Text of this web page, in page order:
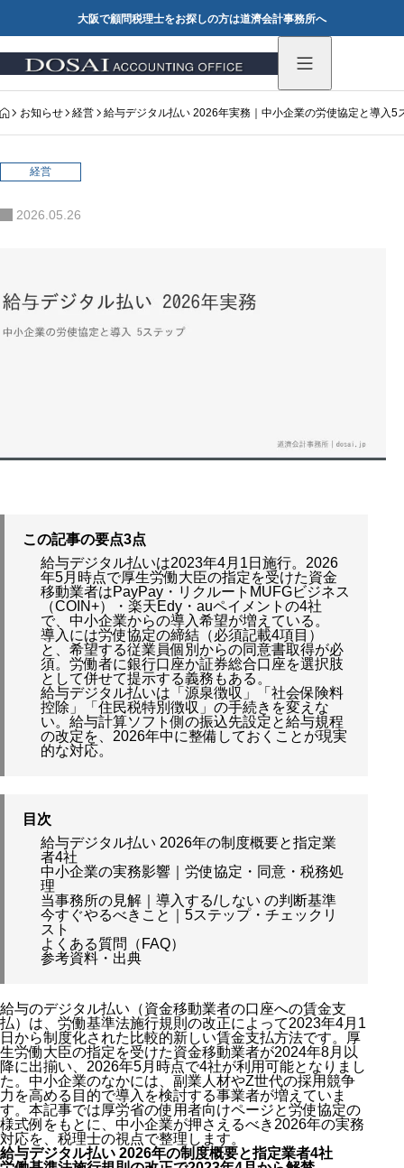
大阪で顧問税理士をお探しの方は道濟会計事務所へ
HOME
お知らせ 経営 給与デジタル払い 2026年実務｜中小企業の労使協定と導入5
経営
2026.05.26
この記事の要点3点
給与デジタル払いは2023年4月1日施行。2026
年5月時点で厚生労働大臣の指定を受けた資金
移動業者はPayPay・リクルートMUFGビジネス
（COIN+）・楽天Edy・auペイメントの4社
で、中小企業からの導入希望が増えている。
導入には労使協定の締結（必須記載4項目）
と、希望する従業員個別からの同意書取得が必
須。労働者に銀行口座か証券総合口座を選択肢
として併せて提示する義務もある。
給与デジタル払いは「源泉徴収」「社会保険料
控除」「住民税特別徴収」の手続きを変えな
い。給与計算ソフト側の振込先設定と給与規程
の改定を、2026年中に整備しておくことが現実
的な対応。
目次
給与デジタル払い 2026年の制度概要と指定業
者4社
中小企業の実務影響｜労使協定・同意・税務処
理
当事務所の見解｜導入する/しない の判断基準
今すぐやるべきこと｜5ステップ・チェックリ
スト
よくある質問（FAQ）
参考資料・出典
給与のデジタル払い（資金移動業者の口座への賃金支
払）は、労働基準法施行規則の改正によって2023年4月1
日から制度化された比較的新しい賃金支払方法です。厚
生労働大臣の指定を受けた資金移動業者が2024年8月以
降に出揃い、2026年5月時点で4社が利用可能となりまし
た。中小企業のなかには、副業人材やZ世代の採用競争
力を高める目的で導入を検討する事業者が増えていま
す。本記事では厚労省の使用者向けページと労使協定の
様式例をもとに、中小企業が押さえるべき2026年の実務
対応を、税理士の視点で整理します。
給与デジタル払い 2026年の制度概要と指定業者4社